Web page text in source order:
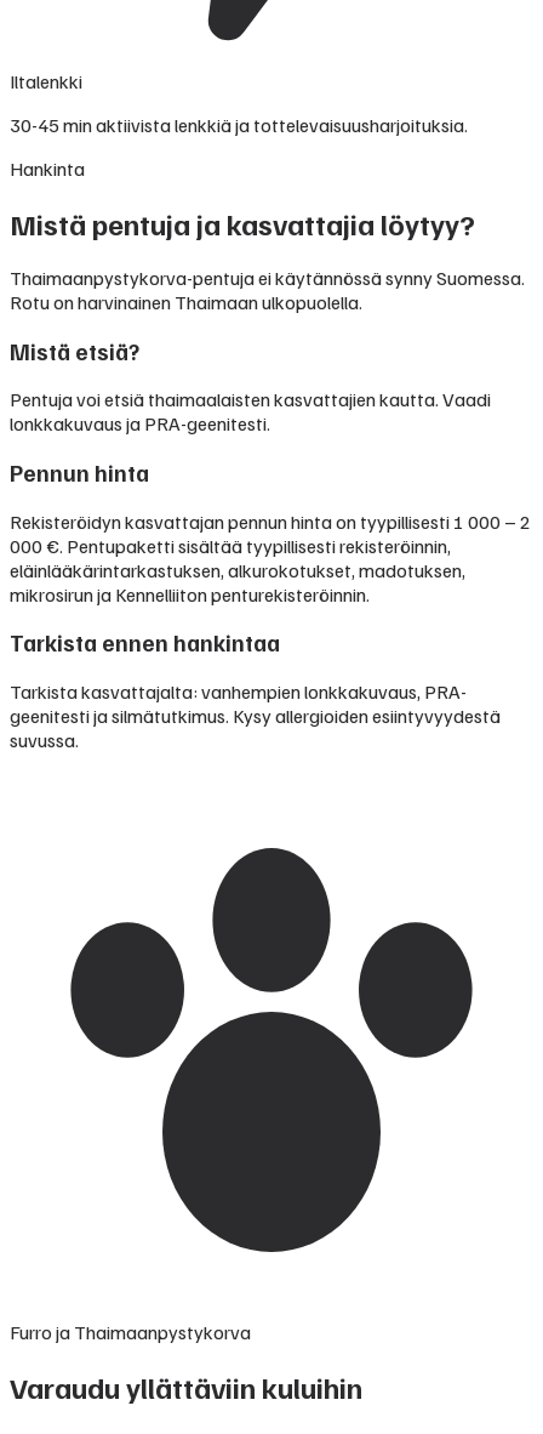
Iltalenkki
30-45 min aktiivista lenkkiä ja tottelevaisuusharjoituksia.
Hankinta
Mistä pentuja ja kasvattajia löytyy?
Thaimaanpystykorva-pentuja ei käytännössä synny Suomessa.
Rotu on harvinainen Thaimaan ulkopuolella.
Mistä etsiä?
Pentuja voi etsiä thaimaalaisten kasvattajien kautta. Vaadi
lonkkakuvaus ja PRA-geenitesti.
Pennun hinta
Rekisteröidyn kasvattajan pennun hinta on tyypillisesti 1 000 – 2
000 €. Pentupaketti sisältää tyypillisesti rekisteröinnin,
eläinlääkärintarkastuksen, alkurokotukset, madotuksen,
mikrosirun ja Kennelliiton penturekisteröinnin.
Tarkista ennen hankintaa
Tarkista kasvattajalta: vanhempien lonkkakuvaus, PRA-
geenitesti ja silmätutkimus. Kysy allergioiden esiintyvyydestä
suvussa.
Furro ja Thaimaanpystykorva
Varaudu yllättäviin kuluihin